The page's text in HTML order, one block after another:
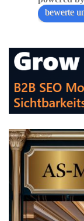
bewerte